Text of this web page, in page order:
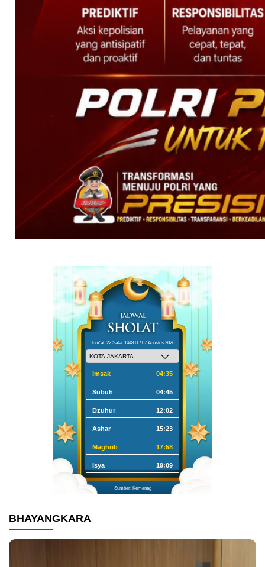
Jum'at, 22 Safar 1448 H / 07 Agustus 2026
Imsak 04:35
Subuh 04:45
Dzuhur 12:02
Ashar 15:23
Maghrib 17:58
Isya 19:09
Sumber: Kemenag
BHAYANGKARA